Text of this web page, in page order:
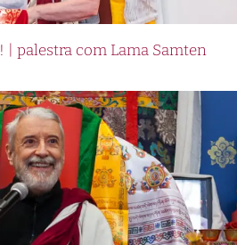
| palestra com Lama Samten